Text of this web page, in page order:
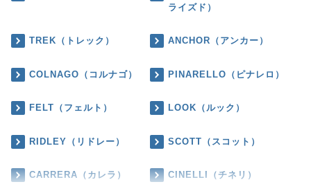
ライズド）
TREK（トレック） ANCHOR（アンカー）
COLNAGO（コルナゴ） PINARELLO（ピナレロ）
FELT（フェルト） LOOK（ルック）
RIDLEY（リドレー） SCOTT（スコット）
CARRERA（カレラ） CINELLI（チネリ）